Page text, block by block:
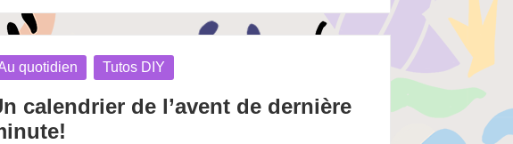
quotidien Tutos DIY
calendrier de l’avent de dernière